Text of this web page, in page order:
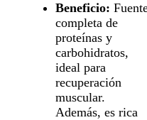
Beneficio:
completa de
proteínas y
carbohidratos,
ideal para
recuperación
muscular.
Además, es rica